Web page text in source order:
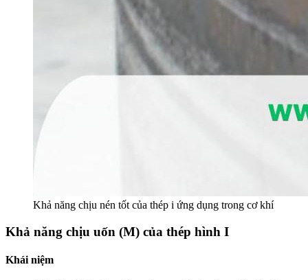
Khả năng chịu nén tốt của thép i ứng dụng trong cơ khí
Khả năng chịu uốn (M) của thép hình I
Khái niệm